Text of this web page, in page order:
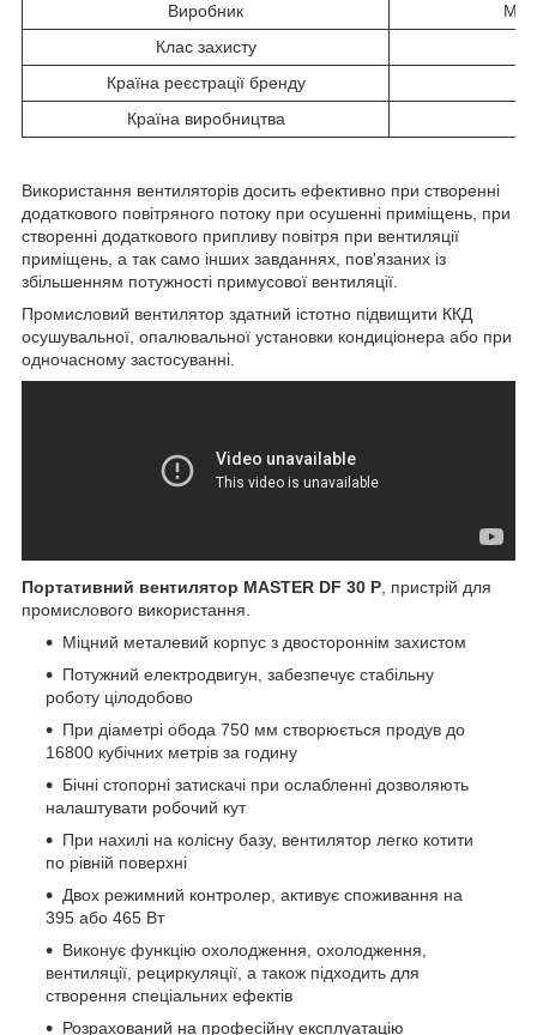
Виробник
Клас захисту
Країна реєстрації бренду
Країна виробництва
Використання вентиляторів досить ефективно при створенні
додаткового повітряного потоку при осушенні приміщень, при
створенні додаткового припливу повітря при вентиляції
приміщень, а так само інших завданнях, пов'язаних із
збільшенням потужності примусової вентиляції.
Промисловий вентилятор здатний істотно підвищити ККД
осушувальної, опалювальної установки кондиціонера або при
одночасному застосуванні.
Портативний вентилятор MASTER DF 30 P, пристрій для
промислового використання.
Міцний металевий корпус з двостороннім захистом
Потужний електродвигун, забезпечує стабільну
роботу цілодобово
При діаметрі обода 750 мм створюється продув до
16800 кубічних метрів за годину
Бічні стопорні затискачі при ослабленні дозволяють
налаштувати робочий кут
При нахилі на колісну базу, вентилятор легко котити
по рівній поверхні
Двох режимний контролер, активує споживання на
395 або 465 Вт
Виконує функцію охолодження, охолодження,
вентиляції, рециркуляції, а також підходить для
створення спеціальних ефектів
Розрахований на професійну експлуатацію